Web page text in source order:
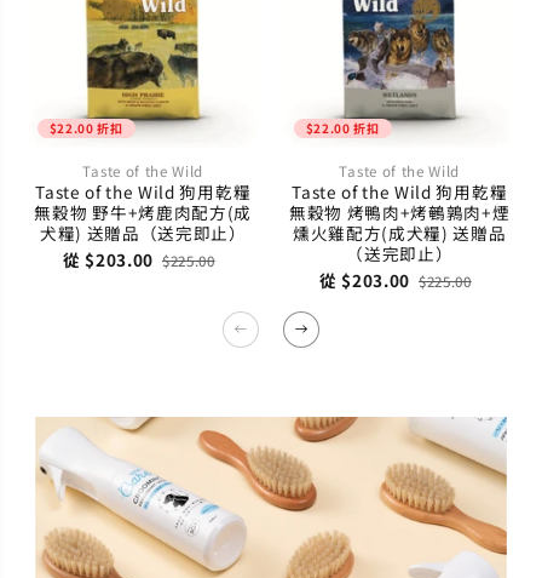
$22.00 折扣
Taste of the Wild
Taste of the Wild 狗用乾糧
無穀物 野牛+烤鹿肉配方(成
犬糧) 送贈品（送完即止）
從 $203.00 $225.00
$22.00 折扣
Taste of the Wild
Taste of the Wild 狗用乾糧
無穀物 烤鴨肉+烤鵪鶉肉+煙
燻火雞配方(成犬糧) 送贈品
（送完即止）
從 $203.00 $225.00